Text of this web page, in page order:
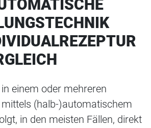
in einem oder mehreren
(halb-)automatischem
in den meisten Fällen, direkt